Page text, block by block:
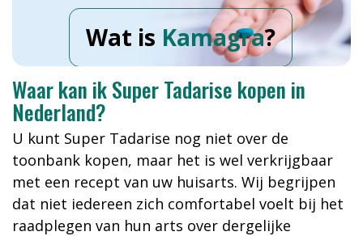
Wat is Kamagra?
Waar kan ik Super Tadarise kopen in
Nederland?
U kunt Super Tadarise nog niet over de
toonbank kopen, maar het is wel verkrijgbaar
met een recept van uw huisarts. Wij begrijpen
dat niet iedereen zich comfortabel voelt bij het
raadplegen van hun arts over dergelijke